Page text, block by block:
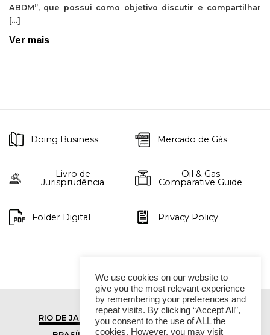
ABDM”, que possui como objetivo discutir e compartilhar
[…]
Ver mais
Doing Business Mercado de Gás
Livro de
Jurisprudência
Oil & Gas
Comparative Guide
Folder Digital Privacy Policy
RIO DE JANEIRO
SÃO PAULO
We use cookies on our website to
give you the most relevant experience
by remembering your preferences and
repeat visits. By clicking “Accept All”,
you consent to the use of ALL the
cookies. However, you may visit